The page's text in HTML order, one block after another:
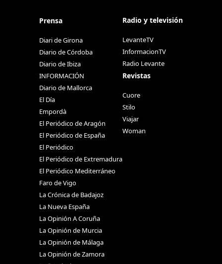
Prensa
Diari de Girona
Diario de Córdoba
Diario de Ibiza
INFORMACIÓN
Diario de Mallorca
El Día
Empordà
El Periódico de Aragón
El Periódico de España
El Periódico
El Periódico de Extremadura
El Periódico Mediterráneo
Faro de Vigo
La Crónica de Badajoz
La Nueva España
La Opinión A Coruña
La Opinión de Murcia
La Opinión de Málaga
La Opinión de Zamora
Radio y televisión
LevanteTV
InformacionTV
Radio Levante
Revistas
Cuore
Stilo
Viajar
Woman